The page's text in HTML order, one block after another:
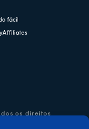
fácil
os direitos